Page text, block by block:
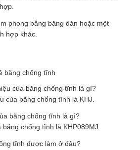
phong bằng băng dán hoặc một
hợp khác.
băng chống tĩnh
của băng chống tĩnh là gì?
của băng chống tĩnh là KHJ.
băng chống tĩnh là gì?
chống tĩnh là KHP089MJ.
tĩnh được làm ở đâu?